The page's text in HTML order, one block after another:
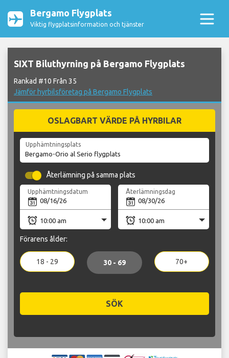
Bergamo Flygplats
Viktig flygplatsinformation och tjänster
SIXT Biluthyrning på Bergamo Flygplats
Rankad #10 Från 35
Jämför hyrbilsföretag på Bergamo Flygplats
OSLAGBART VÄRDE PÅ HYRBILAR
Upphämtningsplats
Återlämning på samma plats
Upphämtningsdatum Återlämningsdag
Förarens ålder:
18 - 29 30 - 69 70+
SÖK